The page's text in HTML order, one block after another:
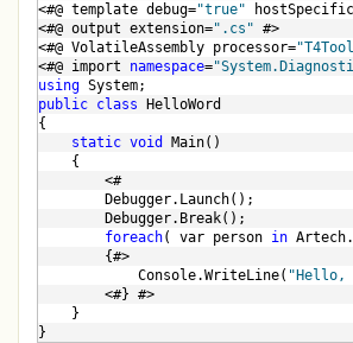
<#@ template debug="true"
<#@ output extension=".cs" #>
<#@ VolatileAssembly processor=
<#@ import namespace=
using System;
public class HelloWord
{
static void
Main()
    {
        <#
        Debugger.Launch();
        Debugger.Break();
foreach( var person in
        {#>
            Console.WriteLine(
        <#} #>
    }
}